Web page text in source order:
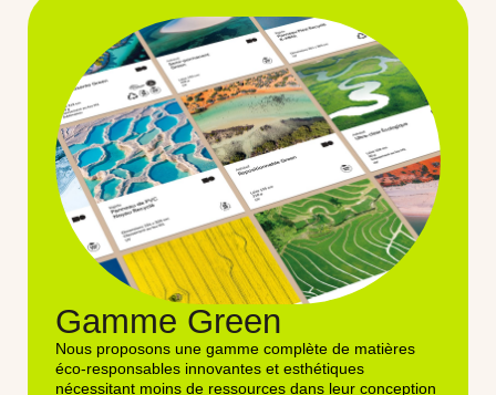
Gamme Green
Nous proposons une gamme complète de matières
éco-responsables innovantes et esthétiques
nécessitant moins de ressources dans leur conception